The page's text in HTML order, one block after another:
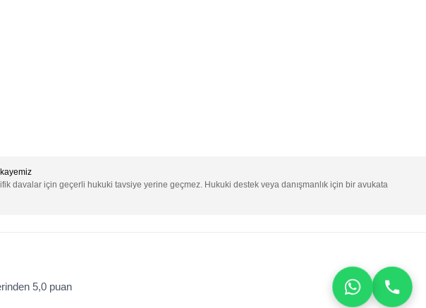
için geçerli hukuki tavsiye yerine geçmez. Hukuki destek veya danışmanlık için bir avukata
5,0 puan